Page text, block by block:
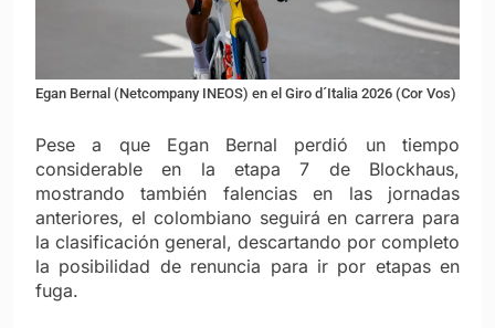
Egan Bernal (Netcompany INEOS) en el Giro d´Italia 2026 (Cor Vos)
Pese a que Egan Bernal perdió un tiempo
considerable en la etapa 7 de Blockhaus,
mostrando también falencias en las jornadas
anteriores, el colombiano seguirá en carrera para
la clasificación general, descartando por completo
la posibilidad de renuncia para ir por etapas en
fuga.